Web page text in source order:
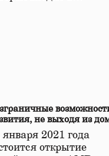
не выходя из
января 2021 года
открытие